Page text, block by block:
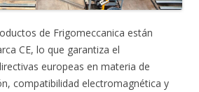
de Frigomeccanica están
CE, lo que garantiza el
europeas en materia de
compatibilidad electromagnética y